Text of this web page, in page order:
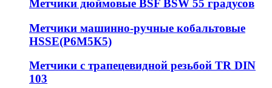
Метчики дюймовые BSF BSW 55 градусов
Метчики машинно-ручные кобальтовые
HSSE(Р6М5К5)
Метчики с трапецевидной резьбой TR DIN
103